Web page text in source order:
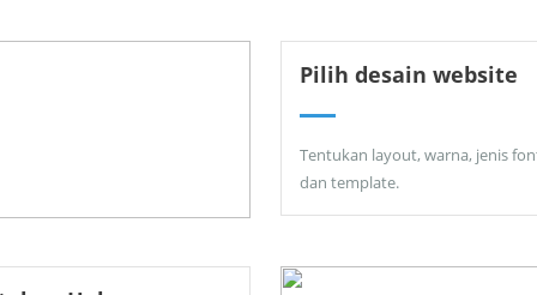
Pilih desain website
Tentukan layout, warna, jenis
dan template.